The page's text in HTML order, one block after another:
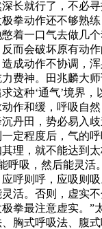
长就行了，不必
拳动作还不够熟
着一口气去做几
而会破坏原有动
成动作不协调，
费神。田兆麟大
这种‘通气’境界，
作和缓，呼吸自
丹田，势必易入
定程度后，气的
理，就不能达到
呼吸，然后能灵活
呼则呼，应吸则
活。否则，虚实
拳最注意虚实。”
胸式呼吸法、腹